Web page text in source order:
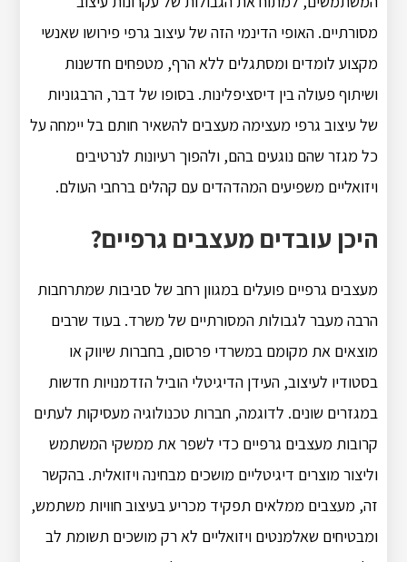
מסורתיים. האופי הדינמי הזה של עיצוב גרפי פירושו שאנשי
מקצוע לומדים ומסתגלים ללא הרף, מטפחים חדשנות
ושיתוף פעולה בין דיסציפלינות. בסופו של דבר, הרבגוניות
של עיצוב גרפי מעצימה מעצבים להשאיר חותם בל יימחה על
כל מגזר שהם נוגעים בהם, ולהפוך רעיונות לנרטיבים
ויזואליים משפיעים המהדהדים עם קהלים ברחבי העולם.
היכן עובדים מעצבים גרפיים?
מעצבים גרפיים פועלים במגוון רחב של סביבות שמתרחבות
הרבה מעבר לגבולות המסורתיים של משרד. בעוד שרבים
מוצאים את מקומם במשרדי פרסום, בחברות שיווק או
בסטודיו לעיצוב, העידן הדיגיטלי הוביל הזדמנויות חדשות
במגזרים שונים. לדוגמה, חברות טכנולוגיה מעסיקות לעתים
קרובות מעצבים גרפיים כדי לשפר את ממשקי המשתמש
וליצור מוצרים דיגיטליים מושכים מבחינה ויזואלית. בהקשר
זה, מעצבים ממלאים תפקיד מכריע בעיצוב חוויות משתמש,
ומבטיחים שאלמנטים ויזואליים לא רק מושכים תשומת לב